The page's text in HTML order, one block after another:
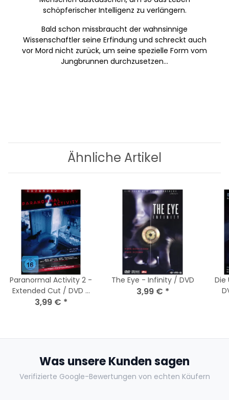
schöpferischer Intelligenz zu verlängern.
Bald schon missbraucht der wahnsinnige
Wissenschaftler seine Erfindung und schreckt auch
vor Mord nicht zurück, um seine spezielle Form vom
Jungbrunnen durchzusetzen...
Ähnliche Artikel
Paranormal Activity 2 -
Extended Cut / DVD -
Top Zustand
3,99 € *
The Eye - Infinity / DVD
3,99 € *
Die
Was unsere Kunden sagen
Verifizierte Google-Bewertungen von echten Käufern